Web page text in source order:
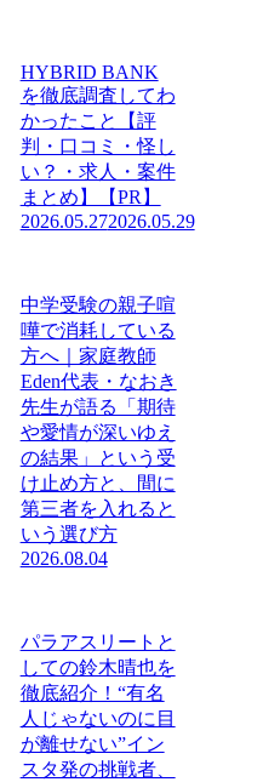
HYBRID BANK
を徹底調査してわ
かったこと【評
判・口コミ・怪し
い？・求人・案件
まとめ】【PR】
2026.05.272026.05.29
中学受験の親子喧
嘩で消耗している
方へ｜家庭教師
Eden代表・なおき
先生が語る「期待
や愛情が深いゆえ
の結果」という受
け止め方と、間に
第三者を入れると
いう選び方
2026.08.04
パラアスリートと
しての鈴木晴也を
徹底紹介！“有名
人じゃないのに目
が離せない”イン
スタ発の挑戦者、